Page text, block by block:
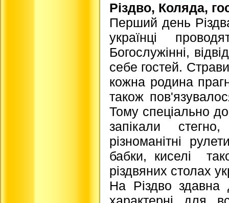
Різдво, Коляда,
Перший день
українці
Богослужінні,
себе гостей.
кожна родина
також
Тому спеціально
запікали
різноманітні
бабки, киселі
різдвяних столах
На Різдво здавна